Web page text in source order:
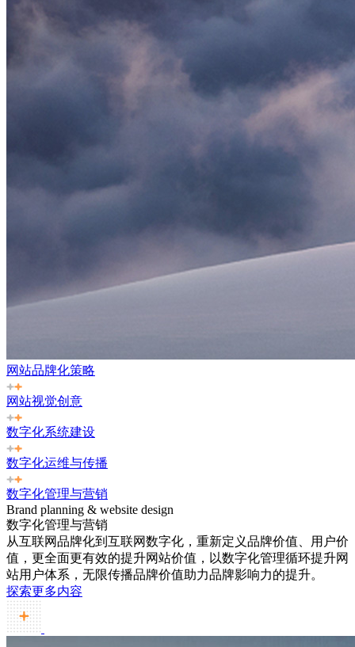
网站品牌化策略
网站视觉创意
数字化系统建设
数字化运维与传播
数字化管理与营销
Brand planning & website design
数字化管理与营销
从互联网品牌化到互联网数字化，重新定义品牌价值、用户价
值，更全面更有效的提升网站价值，以数字化管理循环提升网
站用户体系，无限传播品牌价值助力品牌影响力的提升。
探索更多内容